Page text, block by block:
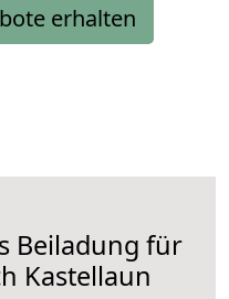
erhalten
Beiladung für
Kastellaun